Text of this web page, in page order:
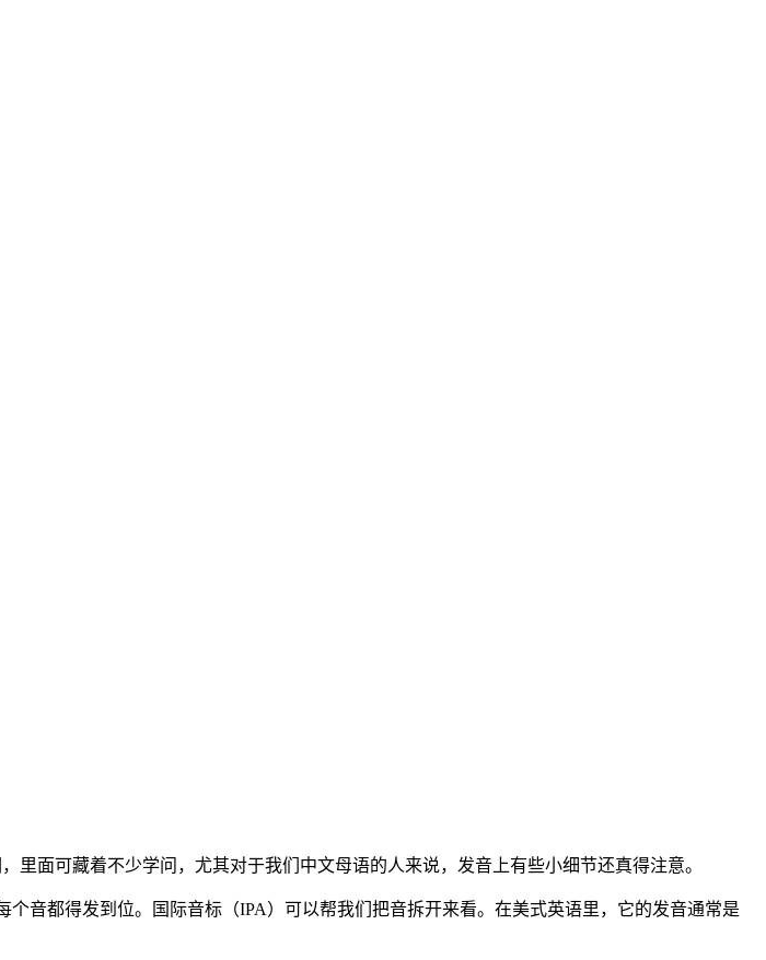
面可藏着不少学问，尤其对于我们中文母语的人来说，发音上有些小细节还真得注意。
音都得发到位。国际音标（IPA）可以帮我们把音拆开来看。在美式英语里，它的发音通常是